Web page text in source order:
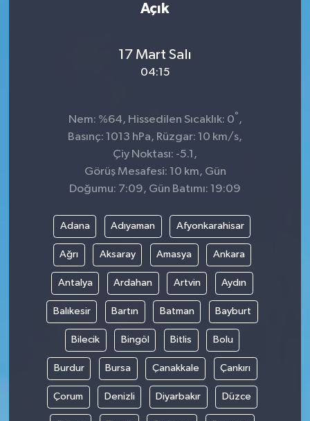
Açık
17 Mart Salı
04:15
Nem: %64, Hissedilen Sıcaklık: 0° ,
Basınç: 1013 hPa, Rüzgar: 10 km/s,
Çiy Noktası: -5.1,
Görüş Mesafesi: 10 km, Gün
Doğumu: 7:09, Gün Batımı: 19:09
Adana Adıyaman Afyonkarahisar
Ağrı Aksaray Amasya Ankara
Antalya Ardahan Artvin Aydın
Balıkesir Bartın Batman Bayburt
Bilecik Bingöl Bitlis Bolu
Burdur Bursa Çanakkale Çankırı
Çorum Denizli Diyarbakır Düzce